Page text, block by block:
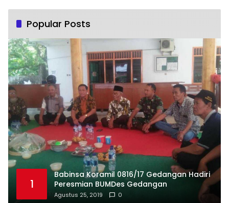
Popular Posts
1
Babinsa Koramil 0816/17 Gedangan Hadiri
Peresmian BUMDes Gedangan
Agustus 25, 2019 0